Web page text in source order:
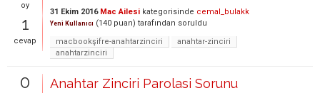
oy
1
cevap
31 Ekim 2016 Mac Ailesi kategorisinde cemal_bulakk
Yeni Kullanıcı (140 puan) tarafından soruldu
macbookşifre-anahtarzinciri
anahtar-zinciri
anahtarzinciri
0 Anahtar Zinciri Parolasi Sorunu